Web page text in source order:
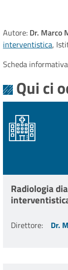
Autore: Dr. Marco
interventistica,
Scheda
Qui ci
Radiologia
Direttore: Dr.